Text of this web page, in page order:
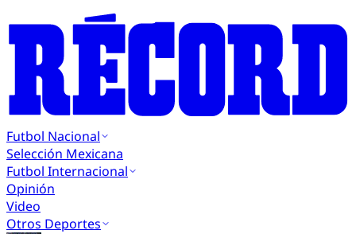
Futbol Nacional
Selección Mexicana
Futbol Internacional
Opinión
Video
Otros Deportes